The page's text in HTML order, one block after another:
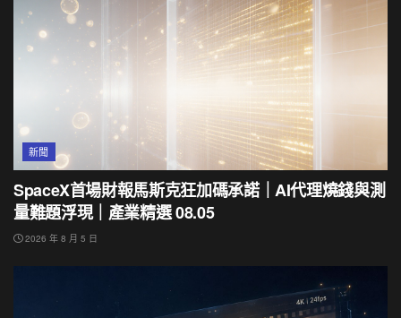
新聞
SpaceX首場財報馬斯克狂加碼承諾｜AI代理燒錢與測
量難題浮現｜產業精選 08.05
2026 年 8 月 5 日